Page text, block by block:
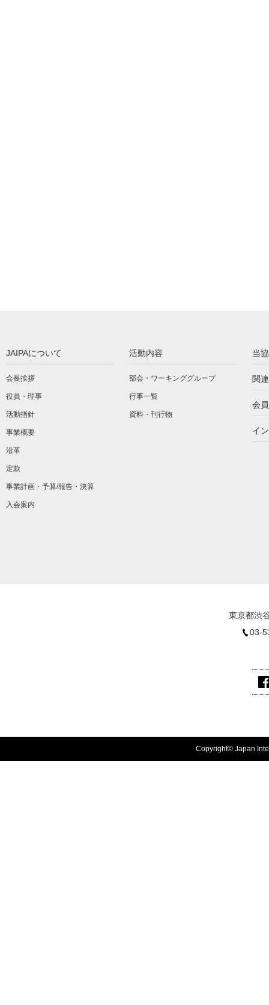
JAIPAについて
会長挨拶
役員・理事
活動指針
事業概要
沿革
定款
事業計画・予算/報告・決算
入会案内
活動内容
部会・ワーキンググループ
行事一覧
資料・刊行物
当
関
会
イ
東京都渋
03-
Copyright© Japan